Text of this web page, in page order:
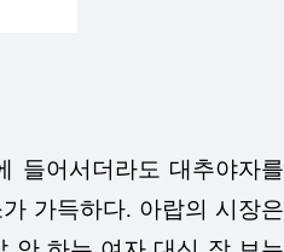
들어서더라도 대추야자를
가득하다. 아랍의 시장은